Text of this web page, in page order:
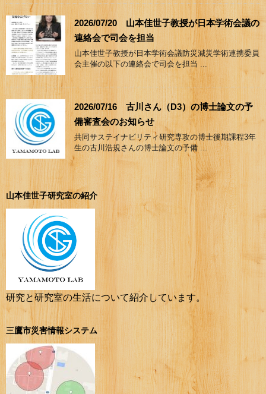
2026/07/20 山本佳世子教授が日本学術会議の
連絡会で司会を担当
山本佳世子教授が日本学術会議防災減災学術連携委員
会主催の以下の連絡会で司会を担当 ...
2026/07/16 古川さん（D3）の博士論文の予
備審査会のお知らせ
共同サステイナビリティ研究専攻の博士後期課程3年
生の古川浩規さんの博士論文の予備 ...
山本佳世子研究室の紹介
研究と研究室の生活について紹介しています。
三鷹市災害情報システム